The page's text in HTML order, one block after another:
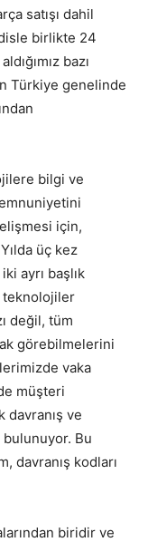
satışı dahil
birlikte 24
bazı
Türkiye genelinde
bilgi ve
için,
üç kez
ayrı başlık
teknolojiler
değil, tüm
görebilmelerini
vaka
müşteri
ve
Bu
davranış kodları
biridir ve